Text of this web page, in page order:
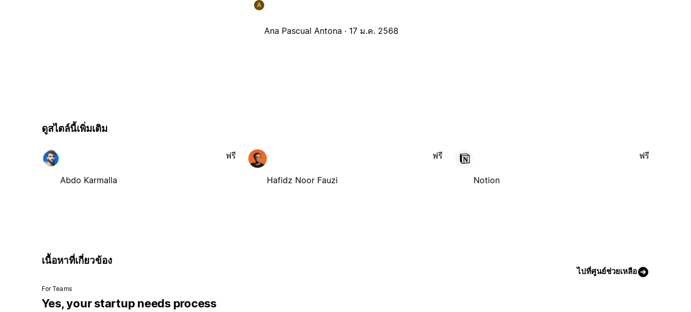
A
Ana Pascual Antona · 17 ม.ค. 2568
ดูสไตล์นี้เพิ่มเติม
Abdo Karmalla
ฟรี
Hafidz Noor Fauzi
ฟรี
Notion
ฟรี
เนื้อหาที่เกี่ยวข้อง
ไปที่ศูนย์ช่วยเหลือ
For Teams
Yes, your startup needs process